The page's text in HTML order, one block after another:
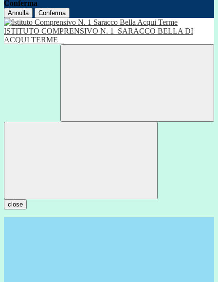
Conferma
Annulla Conferma
ISTITUTO COMPRENSIVO N. 1
SARACCO BELLA DI
ACQUI TERME
close